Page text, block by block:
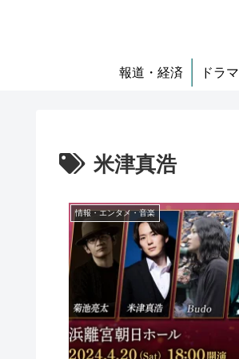
報道・経済 ドラマ
米津真浩
情報・エンタメ・音楽